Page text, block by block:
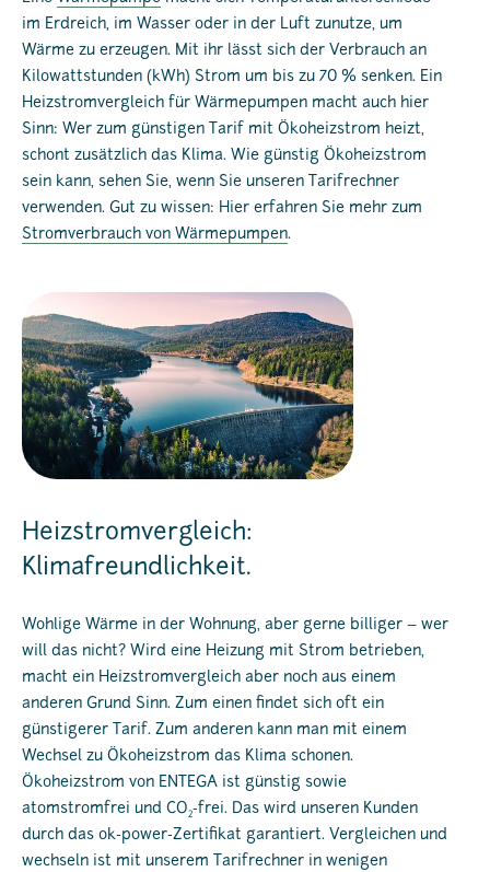
im Erdreich, im Wasser oder in der Luft zunutze, um
Wärme zu erzeugen. Mit ihr lässt sich der Verbrauch an
Kilowattstunden (kWh) Strom um bis zu 70 % senken. Ein
Heizstromvergleich für Wärmepumpen macht auch hier
Sinn: Wer zum günstigen Tarif mit Ökoheizstrom heizt,
schont zusätzlich das Klima. Wie günstig Ökoheizstrom
sein kann, sehen Sie, wenn Sie unseren Tarifrechner
verwenden. Gut zu wissen: Hier erfahren Sie mehr zum
Stromverbrauch von Wärmepumpen.
Heizstromvergleich:
Klimafreundlichkeit.
Wohlige Wärme in der Wohnung, aber gerne billiger – wer
will das nicht? Wird eine Heizung mit Strom betrieben,
macht ein Heizstromvergleich aber noch aus einem
anderen Grund Sinn. Zum einen findet sich oft ein
günstigerer Tarif. Zum anderen kann man mit einem
Wechsel zu Ökoheizstrom das Klima schonen.
Ökoheizstrom von ENTEGA ist günstig sowie
atomstromfrei und CO2-frei. Das wird unseren Kunden
durch das ok-power-Zertifikat garantiert. Vergleichen und
wechseln ist mit unserem Tarifrechner in wenigen